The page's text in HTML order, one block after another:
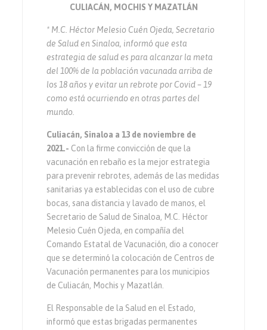
CULIACÁN, MOCHIS Y MAZATLÁN
* M.C. Héctor Melesio Cuén Ojeda, Secretario
de Salud en Sinaloa, informó que esta
estrategia de salud es para alcanzar la meta
del 100% de la población vacunada arriba de
los 18 años y evitar un rebrote por Covid – 19
como está ocurriendo en otras partes del
mundo.
Culiacán, Sinaloa a 13 de noviembre de
2021.- Con la firme convicción de que la
vacunación en rebaño es la mejor estrategia
para prevenir rebrotes, además de las medidas
sanitarias ya establecidas con el uso de cubre
bocas, sana distancia y lavado de manos, el
Secretario de Salud de Sinaloa, M.C. Héctor
Melesio Cuén Ojeda, en compañía del
Comando Estatal de Vacunación, dio a conocer
que se determinó la colocación de Centros de
Vacunación permanentes para los municipios
de Culiacán, Mochis y Mazatlán.
El Responsable de la Salud en el Estado,
informó que estas brigadas permanentes